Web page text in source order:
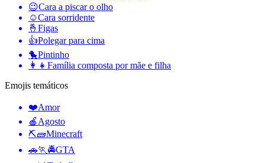
😉Cara a piscar o olho
☺️Cara sorridente
🤞 Figas
👍Polegar para cima
🐤Pintinho
👩‍👧 Família composta por mãe e filha
Emojis temáticos
❤️Amor
🍎 Agosto
⛏🧱Minecraft
🚗🏃🚔GTA